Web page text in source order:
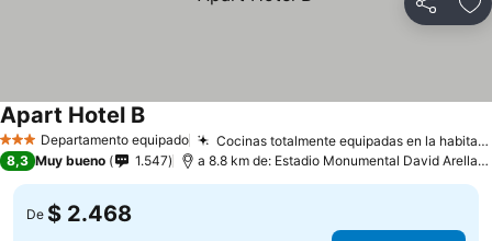
Compartir
3 EstrellasDepartamento equipado Cocinas totalmente equipadas en la habitación
Apart Hotel B
8,3 Muy bueno 1.547 a 8.8 km de: Estadio Monumental David Arellano
De $ 2.468